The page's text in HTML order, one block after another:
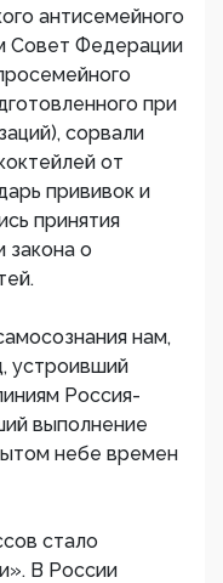
антисемейного
Совет Федерации
при
сорвали
от
прививок и
принятия
закона о
нам,
устроивший
Россия-
выполнение
небе времен
стало
В России